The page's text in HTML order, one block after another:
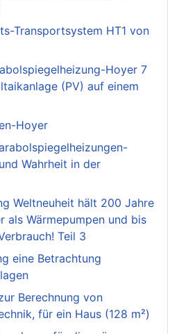
Transportsystem HT1 von
Hoyer 7
(PV) auf einem
Hoyer
Wahrheit in der
Weltneuheit hält 200 Jahre
als Wärmepumpen und bis
Teil 3
eine Betrachtung
Berechnung von
für ein Haus (128 m²)